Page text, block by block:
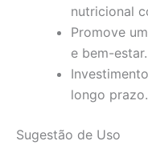
nutricional
Promove
e bem-estar.
longo prazo.
Sugestão de Uso